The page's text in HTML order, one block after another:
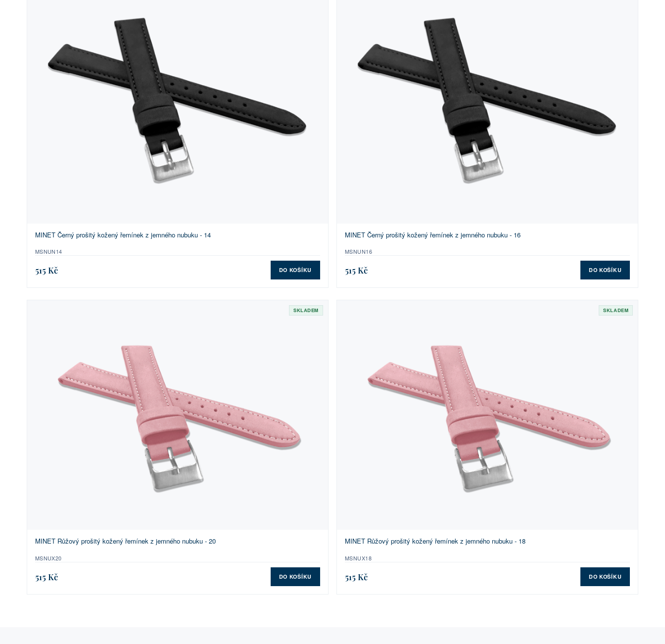
MINET Černý prošitý kožený řemínek z jemného nubuku - 14
MSNUN14
515 Kč DO KOŠÍKU
MINET Černý prošitý kožený řemínek z jemného nubuku - 16
MSNUN16
515 Kč DO KOŠÍKU
SKLADEM
MINET Růžový prošitý kožený řemínek z jemného nubuku - 20
MSNUX20
515 Kč DO KOŠÍKU
SKLADEM
MINET Růžový prošitý kožený řemínek z jemného nubuku - 18
MSNUX18
515 Kč DO KOŠÍKU